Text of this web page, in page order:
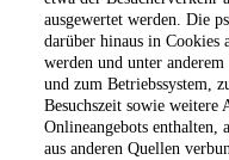
ausgewertet werden. Die
darüber hinaus in Cookies
werden und unter
und zum Betriebssystem,
Besuchszeit sowie weitere
Onlineangebots enthalten,
aus anderen Quellen